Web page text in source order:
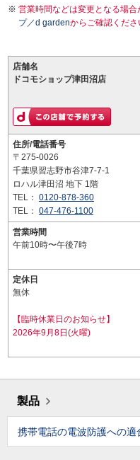
営業時間などは変更となる場
プ／d gardenからご確認くださ
店舗名
ドコモショップ津田沼店
住所/電話番号
〒275-0026
千葉県習志野市谷津7-7-1
ロハル津田沼 地下 1階
TEL： 0120-878-360
TEL： 047-476-1100
営業時間
午前10時〜午後7時
定休日
無休
【臨時休業日のお知らせ】
2026年9月8日(火曜)
製品
携帯電話の電波防護への適